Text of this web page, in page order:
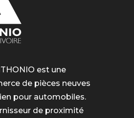
est une
de pièces neuves
pour automobiles.
de proximité